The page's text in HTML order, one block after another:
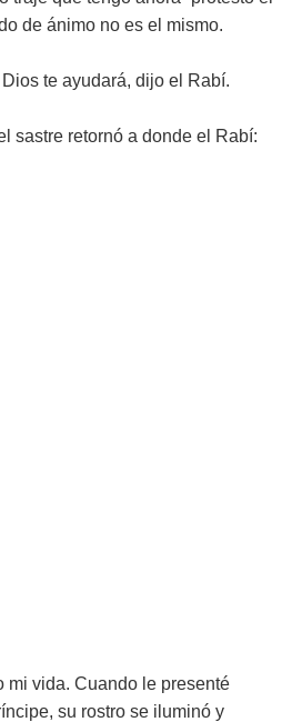
de ánimo no es el mismo.
te ayudará, dijo el Rabí.
sastre retornó a donde el Rabí:
mi vida. Cuando le presenté
su rostro se iluminó y